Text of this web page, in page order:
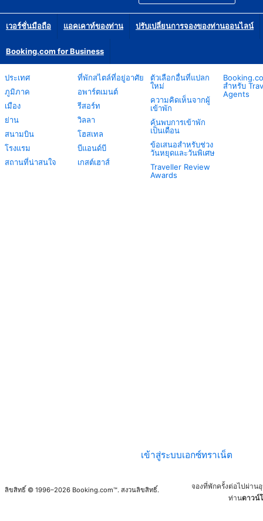
เวอร์ชั่นมือถือ แอคเคาท์ของท่าน ปรับเปลี่ยนการจองของท่านออนไลน์
Booking.com for Business
ประเทศ
ภูมิภาค
เมือง
ย่าน
สนามบิน
โรงแรม
สถานที่น่าสนใจ
ที่พักสไตล์ที่อยู่อาศัย
อพาร์ตเมนต์
รีสอร์ท
วิลลา
โฮสเทล
บีแอนด์บี
เกสต์เฮาส์
ตัวเลือกอื่นที่แปลก
ใหม่
ความคิดเห็นจากผู้
เข้าพัก
ค้นพบการเข้าพัก
เป็นเดือน
ข้อเสนอสำหรับช่วง
วันหยุดและวันพิเศษ
Traveller Review
Awards
สำหรับ
Agents
เข้าสู่ระบบเอกซ์ทราเน็ต
ลิขสิทธิ์ © 1996–2026 Booking.com™. สงวนลิขสิทธิ์.
จองที่พักครั้งต่อไปผ่าน
ท่านดาวน์